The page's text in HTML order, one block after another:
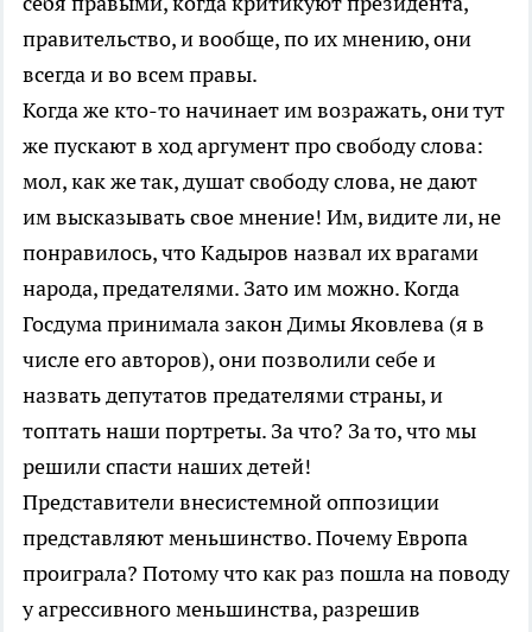
правительство, и вообще, по их мнению, они
всегда и во всем правы.
Когда же кто-то начинает им возражать, они тут
же пускают в ход аргумент про свободу слова:
мол, как же так, душат свободу слова, не дают
им высказывать свое мнение! Им, видите ли, не
понравилось, что Кадыров назвал их врагами
народа, предателями. Зато им можно. Когда
Госдума принимала закон Димы Яковлева (я в
числе его авторов), они позволили себе и
назвать депутатов предателями страны, и
топтать наши портреты. За что? За то, что мы
решили спасти наших детей!
Представители внесистемной оппозиции
представляют меньшинство. Почему Европа
проиграла? Потому что как раз пошла на поводу
у агрессивного меньшинства, разрешив